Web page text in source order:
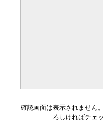
確認画面は表示されません
ろしければチェ